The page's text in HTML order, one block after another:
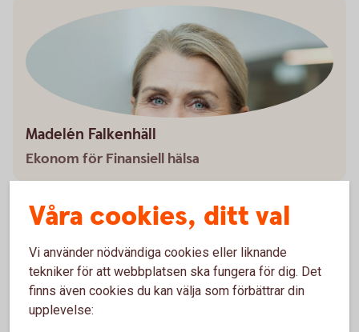
Madelén Falkenhäll
Ekonom för Finansiell hälsa
Pensionstips för olika åldrar
Ska du börja pensionsspara, men är osäker på hur du
kommer i gång? Ta del av våra pensionstips för olika
Våra cookies, ditt val
Vi använder nödvändiga cookies eller liknande
tekniker för att webbplatsen ska fungera för dig. Det
finns även cookies du kan välja som förbättrar din
upplevelse: